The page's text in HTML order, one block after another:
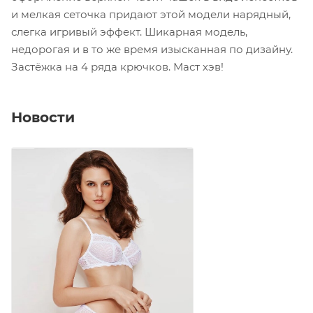
и мелкая сеточка придают этой модели нарядный,
слегка игривый эффект. Шикарная модель,
недорогая и в то же время изысканная по дизайну.
Застёжка на 4 ряда крючков. Маст хэв!
Новости